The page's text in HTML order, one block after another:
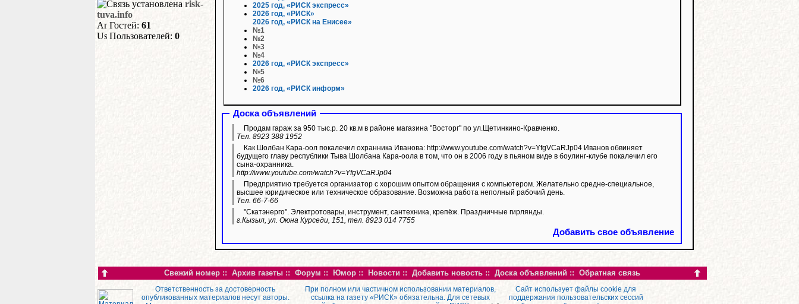
risk-
tuva.info
Гостей: 61
Пользователей: 0
2025 год, «РИСК экспресс»
2026 год, «РИСК»
2026 год, «РИСК на Енисее»
№1
№2
№3
№4
2026 год, «РИСК экспресс»
№5
№6
2026 год, «РИСК информ»
Доска объявлений
Продам гараж за 950 тыс.р. 20 кв.м в районе магазина "Восторг" по ул.Щетинкино-Кравченко.
Тел. 8923 388 1952
Как Шолбан Кара-оол покалечил охранника Иванова: http://www.youtube.com/watch?v=YfgVCaRJp04 Иванов обвиняет
будущего главу республики Тыва Шолбана Кара-оола в том, что он в 2006 году в пьяном виде в боулинг-клубе покалечил его
сына-охранника.
http://www.youtube.com/watch?v=YfgVCaRJp04
Предприятию требуется организатор с хорошим опытом обращения с компьютером. Желательно средне-специальное,
высшее юридическое или техническое образование. Возможна работа неполный рабочий день.
Тел. 66-7-66
"Скатэнерго". Электротовары, инструмент, сантехника, крепёж. Праздничные гирлянды.
г.Кызыл, ул. Оюна Курседи, 151, тел. 8923 014 7755
Добавить свое объявление
Свежий номер :: Архив газеты :: Форум :: Юмор :: Новости :: Добавить новость :: Доска объявлений :: Обратная связь
Ответственность за достоверность
опубликованных материалов несут авторы.
При полном или частичном использовании материалов,
ссылка на газету «РИСК» обязательна. Для сетевых
Сайт использует файлы cookie для
поддержания пользовательских сессий